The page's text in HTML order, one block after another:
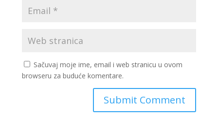
Sačuvaj moje ime, email i web stranicu u ovom
browseru za buduće komentare.